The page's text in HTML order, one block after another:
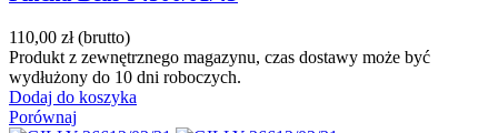
110,00 zł (brutto)
Produkt z zewnętrznego magazynu, czas dostawy może być
wydłużony do 10 dni roboczych.
Dodaj do koszyka
Porównaj